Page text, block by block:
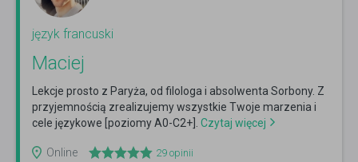
język francuski
Maciej
Lekcje prosto z Paryża, od filologa i absolwenta Sorbony. Z
przyjemnością zrealizujemy wszystkie Twoje marzenia i
cele językowe [poziomy A0-C2+]. Czytaj więcej
Online 29 opinii